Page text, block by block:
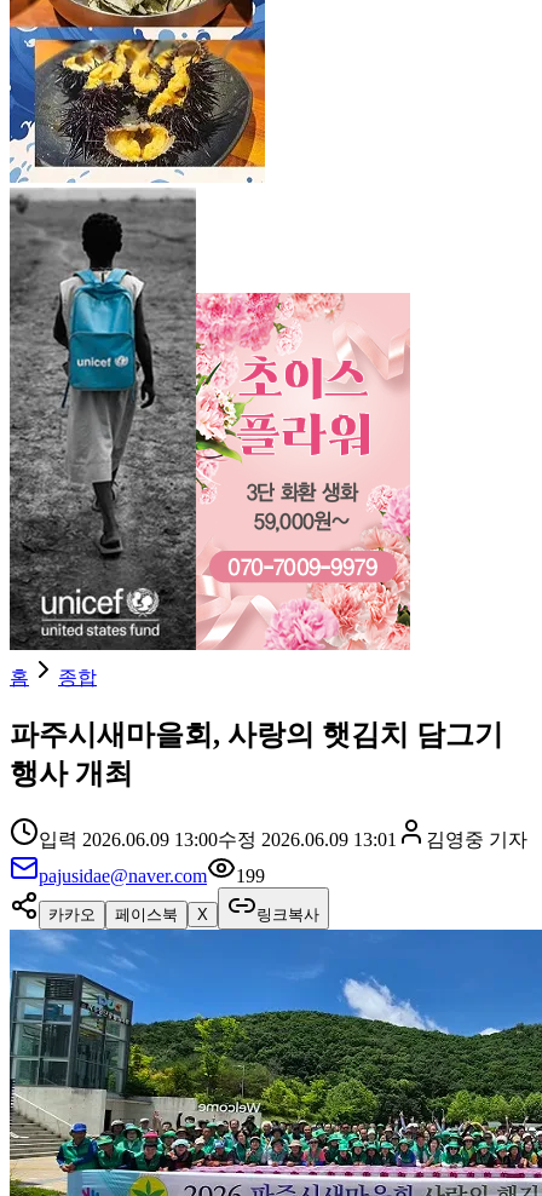
홈 종합
파주시새마을회, 사랑의 햇김치 담그기
행사 개최
입력 2026.06.09 13:00수정 2026.06.09 13:01 김영중 기자
pajusidae@naver.com
199
카카오 페이스북 X 링크복사